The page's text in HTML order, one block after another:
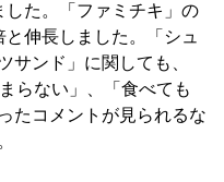
した。「ファミチキ」の
伸長しました。「シュ
サンド」に関しても、
らない」、「食べても
たコメントが見られるな